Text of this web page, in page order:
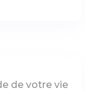
de votre vie